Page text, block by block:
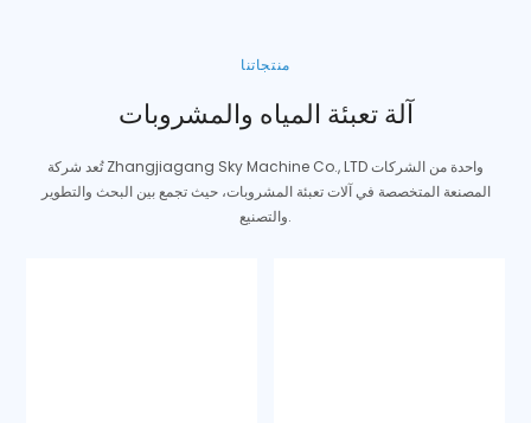
منتجاتنا
آلة تعبئة المياه والمشروبات
تُعد شركة Zhangjiagang Sky Machine Co., LTD واحدة من الشركات
المصنعة المتخصصة في آلات تعبئة المشروبات، حيث تجمع بين البحث والتطوير
والتصنيع.